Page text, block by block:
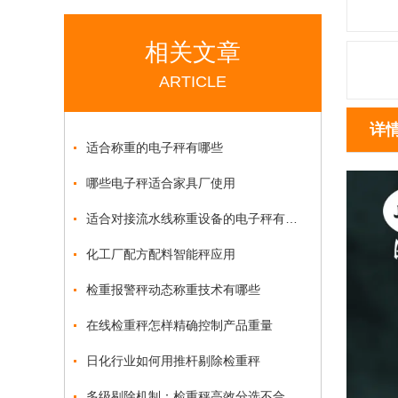
相关文章
ARTICLE
适合称重的电子秤有哪些
哪些电子秤适合家具厂使用
化工厂配方配料智能秤应用
检重报警秤动态称重技术有哪些
在线检重秤怎样精确控制产品重量
日化行业如何用推杆剔除检重秤
详